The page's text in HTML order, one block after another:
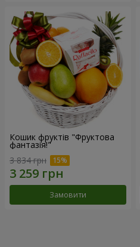
Кошик фруктів "Фруктова
фантазія!"
3 834 грн
Замовити